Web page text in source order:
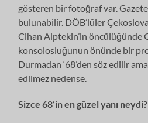
gösteren bir fotoğraf var.
bulunabilir. DÖB’lüler
Cihan Alptekin’in öncülüğünde
konsolosluğunun önünde bir
Durmadan ‘68’den söz edilir
edilmez nedense.
Sizce 68’in en güzel yanı